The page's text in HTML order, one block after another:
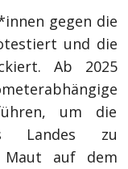
gegen die
und die
Ab 2025
um die
Landes zu
auf dem